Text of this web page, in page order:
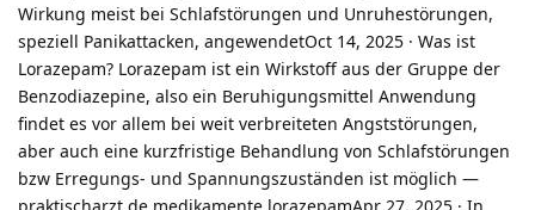
Wirkung meist bei Schlafstörungen und Unruhestörungen,
speziell Panikattacken, angewendetOct 14, 2025 · Was ist
Lorazepam? Lorazepam ist ein Wirkstoff aus der Gruppe der
Benzodiazepine, also ein Beruhigungsmittel Anwendung
findet es vor allem bei weit verbreiteten Angststörungen,
aber auch eine kurzfristige Behandlung von Schlafstörungen
bzw Erregungs- und Spannungszuständen ist möglich —